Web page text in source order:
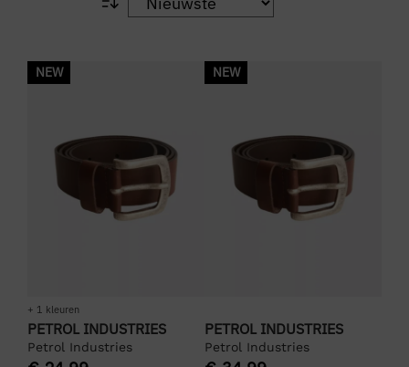
NEW
+ 1 kleuren
PETROL INDUSTRIES
Petrol Industries
NEW
PETROL INDUSTRIES
Petrol Industries